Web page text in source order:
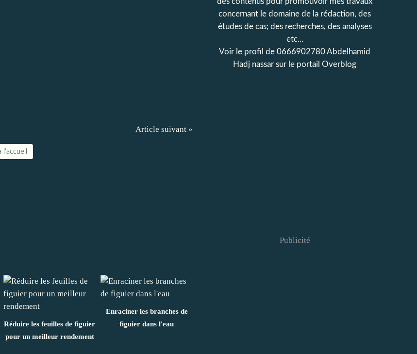
Article suivant »
l'accueil
Réduire les feuilles de figuier
pour un meilleur rendement
Enraciner les branches de
figuier dans l'eau
concernant le domaine de la rédaction, des
études de cas; des recherches, des analyses
etc...
Voir le profil de 0666902780 Abdelhamid
Hadj nassar sur le portail Overblog
Publicité